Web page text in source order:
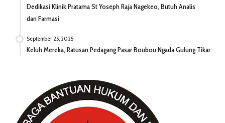
Dedikasi Klinik Pratama St Yoseph Raja Nagekeo, Butuh Analis
dan Farmasi
September 25, 2025
Keluh Mereka, Ratusan Pedagang Pasar Boubou Ngada Gulung Tikar